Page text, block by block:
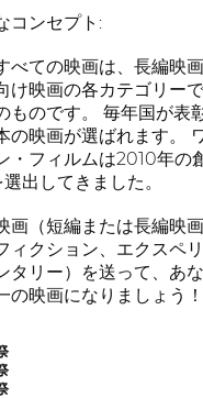
コンセプト:
べての映画は、長編映
け映画の各カテゴリー
ものです。 毎年国が表
の映画が選ばれます。
・フィルムは2010年の
出してきました。
画（短編または長編映
ィクション、エクスペリ
タリー）を送って、あ
の映画になりましょう！